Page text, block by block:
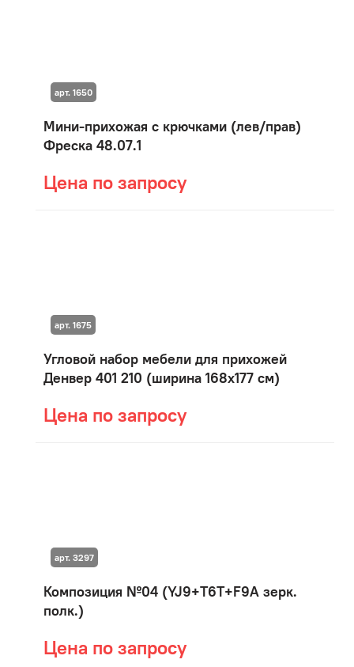
Мини-прихожая с крючками (лев/прав)
Фреска 48.07.1
Цена по запросу
арт. 1650
Угловой набор мебели для прихожей
Денвер 401 210 (ширина 168х177 см)
Цена по запросу
арт. 1675
Композиция №04 (YJ9+T6T+F9A зерк.
полк.)
Цена по запросу
арт. 3297